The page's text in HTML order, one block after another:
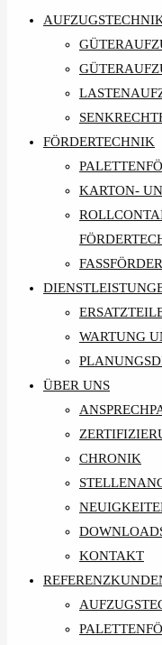
FÖRDERTECHNIK
KARTON-
WARTUNG
ÜBER UNS
CHRONIK
KONTAKT